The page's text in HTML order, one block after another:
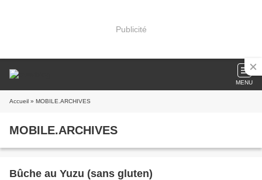
Publicité
MENU
Accueil » MOBILE.ARCHIVES
MOBILE.ARCHIVES
Bûche au Yuzu (sans gluten)